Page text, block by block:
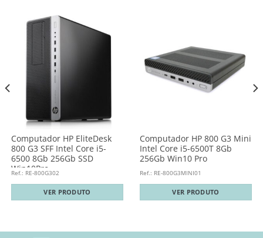
Computador HP EliteDesk
800 G3 SFF Intel Core i5-
6500 8Gb 256Gb SSD
Win10Pro
Ref.: RE-800G302
VER PRODUTO
Computador HP 800 G3 Mini
Intel Core i5-6500T 8Gb
256Gb Win10 Pro
Ref.: RE-800G3MINI01
VER PRODUTO